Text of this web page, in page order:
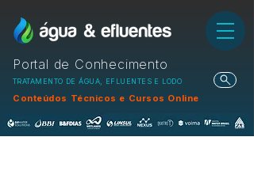
Portal de Conhecimento
TRATAMENTO DE ÁGUA, EFLUENTES E LODO
Conteúdos Técnicos e Cursos Online